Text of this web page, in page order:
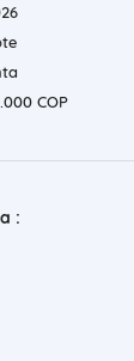
COP
: